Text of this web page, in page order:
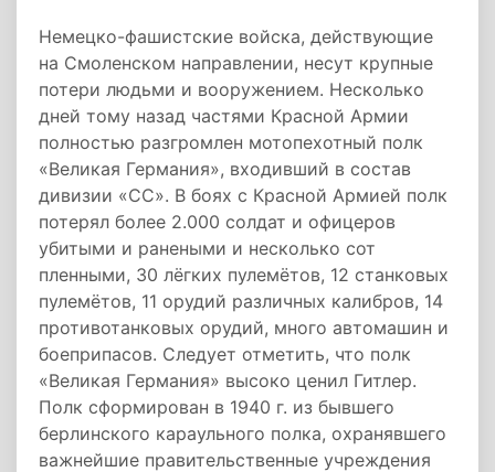
Немецко-фашистские войска, действующие
на Смоленском направлении, несут крупные
потери людьми и вооружением. Несколько
дней тому назад частями Красной Армии
полностью разгромлен мотопехотный полк
«Великая Германия», входивший в состав
дивизии «СС». В боях с Красной Армией полк
потерял более 2.000 солдат и офицеров
убитыми и ранеными и несколько сот
пленными, 30 лёгких пулемётов, 12 станковых
пулемётов, 11 орудий различных калибров, 14
противотанковых орудий, много автомашин и
боеприпасов. Следует отметить, что полк
«Великая Германия» высоко ценил Гитлер.
Полк сформирован в 1940 г. из бывшего
берлинского караульного полка, охранявшего
важнейшие правительственные учреждения